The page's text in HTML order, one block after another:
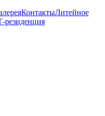
КонтактыЛитейное
резиденция